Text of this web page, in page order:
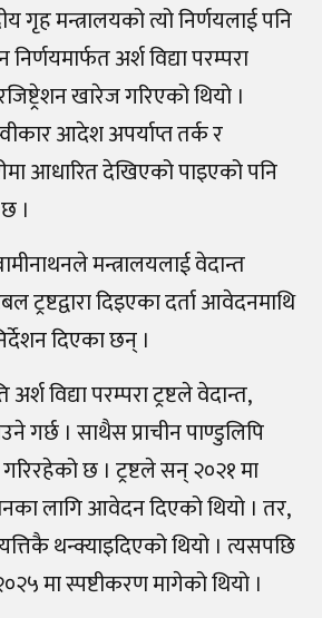
गृह मन्त्रालयको त्यो निर्णयलाई पनि
अर्श विद्या परम्परा
खारेज गरिएको थियो ।
आदेश अपर्याप्त तर्क र
आधारित देखिएको पाइएको पनि
।
मन्त्रालयलाई वेदान्त
ट्रष्टद्वारा दिइएका दर्ता आवेदनमाथि
दिएका छन्‌ ।
विद्या परम्परा ट्रष्टले वेदान्त,
गर्छ । साथैस प्राचीन पाण्डुलिपि
छ । ट्रष्टले सन्‌ २०२१ मा
लागि आवेदन दिएको थियो । तर,
थन्क्याइदिएको थियो । त्यसपछि
मा स्पष्टीकरण मागेको थियो ।